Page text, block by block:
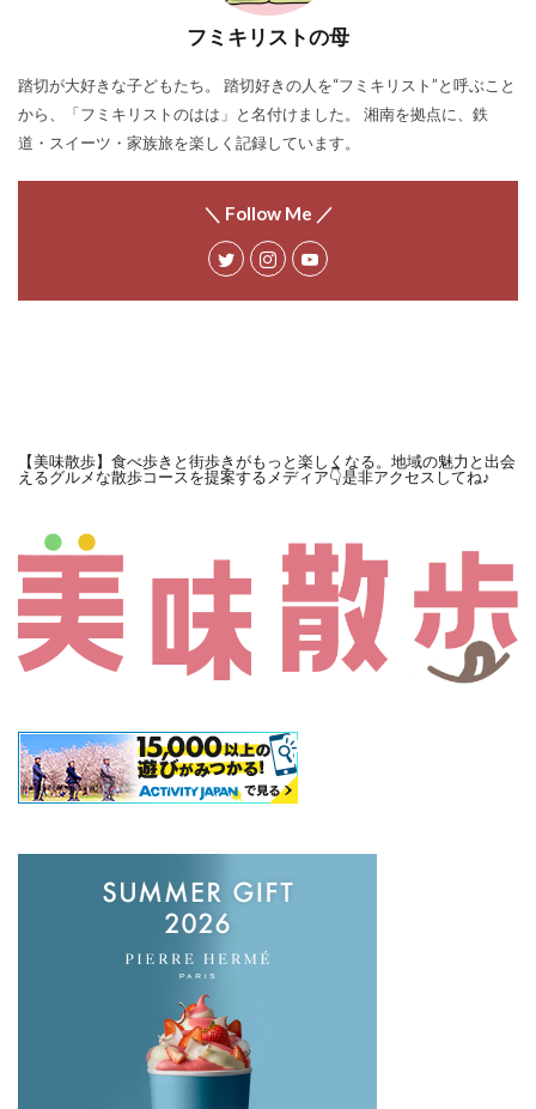
フミキリストの母
踏切が大好きな子どもたち。 踏切好きの人を“フミキリスト”と呼ぶこと
から、「フミキリストのはは」と名付けました。 湘南を拠点に、鉄
道・スイーツ・家族旅を楽しく記録しています。
＼ Follow Me ／
【美味散歩】食べ歩きと街歩きがもっと楽しくなる。地域の魅力と出会
えるグルメな散歩コースを提案するメディア👇是非アクセスしてね♪